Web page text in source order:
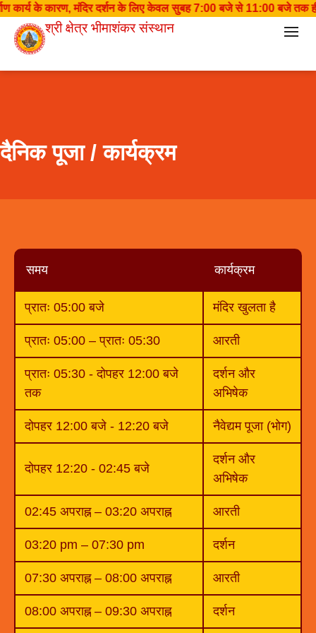
श्री क्षेत्र भीमाशंकर संस्थान
के कारण, मंदिर दर्शन के लिए केवल सुबह 7:00 बजे से 11:00 बजे तक ही
दैनिक पूजा / कार्यक्रम
समय कार्यक्रम
प्रातः 05:00 बजे मंदिर खुलता है
प्रातः 05:00 – प्रातः 05:30 आरती
प्रातः 05:30 - दोपहर 12:00 बजे
तक
दर्शन और
अभिषेक
दोपहर 12:00 बजे - 12:20 बजे नैवेद्यम पूजा (भोग)
दोपहर 12:20 - 02:45 बजे
दर्शन और
अभिषेक
02:45 अपराह्न – 03:20 अपराह्न आरती
03:20 pm – 07:30 pm दर्शन
07:30 अपराह्न – 08:00 अपराह्न आरती
08:00 अपराह्न – 09:30 अपराह्न दर्शन